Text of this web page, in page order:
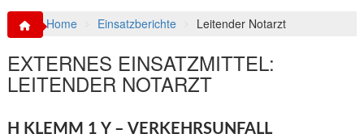
Home Einsatzberichte Leitender Notarzt
EXTERNES EINSATZMITTEL:
LEITENDER NOTARZT
H KLEMM 1 Y – VERKEHRSUNFALL